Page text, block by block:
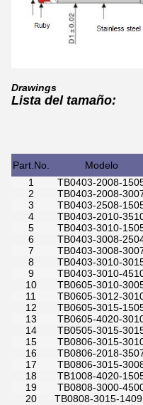
Drawings
Lista del tamaño:
Part.No. Modelo
1
TB0403-2008-
2
TB0403-2008-
3
TB0403-2508-
4
TB0403-2010-
5
TB0403-3010-
6
TB0403-3008-
7
TB0403-3008-
8
TB0403-3010-
9
TB0403-3010-
10
TB0605-3010-
11
TB0605-3012-
12
TB0605-3015-
13
TB0605-4020-
14
TB0505-3015-
15
TB0806-3015-
16
TB0806-2018-
17
TB0806-3015-
18
TB1008-4020-
19
TB0808-3000-
20
TB0808-3015-